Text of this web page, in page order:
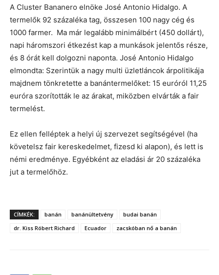
A Cluster Bananero elnöke José Antonio Hidalgo. A
termelők 92 százaléka tag, összesen 100 nagy cég és
1000 farmer. Ma már legalább minimálbért (450 dollárt),
napi háromszori étkezést kap a munkások jelentős része,
és 8 órát kell dolgozni naponta. José Antonio Hidalgo
elmondta: Szerintük a nagy multi üzletláncok árpolitikája
majdnem tönkretette a banántermelőket: 15 euróról 11,25
euróra szorították le az árakat, miközben elvárták a fair
termelést.
Ez ellen felléptek a helyi új szervezet segítségével (ha
követelsz fair kereskedelmet, fizesd ki alapon), és lett is
némi eredménye. Egyébként az eladási ár 20 százaléka
jut a termelőhöz.
CÍMKÉK: banán banánültetvény
budai banán
dr. Kiss Róbert Richard
Ecuador zacskóban nő a banán